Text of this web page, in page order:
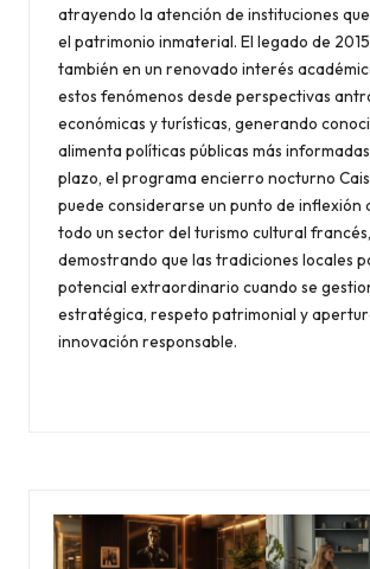
atrayendo la atención de instituciones
el patrimonio inmaterial. El legado de
también en un renovado interés
estos fenómenos desde perspectivas
económicas y turísticas, generando
alimenta políticas públicas más
plazo, el programa encierro nocturno
puede considerarse un punto de inflexión
todo un sector del turismo cultural francés,
demostrando que las tradiciones locales
potencial extraordinario cuando se
estratégica, respeto patrimonial y
innovación responsable.